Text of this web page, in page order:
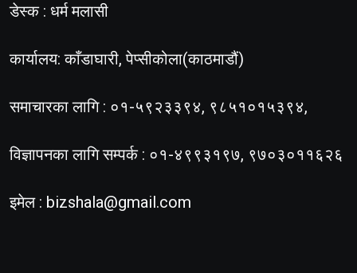
डेस्क : धर्म मलासी
कार्यालय: काँडाघारी, पेप्सीकोला(काठमाडौं)
समाचारका लागि : ०१-५९२३३९४, ९८५१०१५३९४,
विज्ञापनका लागि सम्पर्क : ०१-४९९३१९७, ९७०३०११६२६
इमेल : bizshala@gmail.com